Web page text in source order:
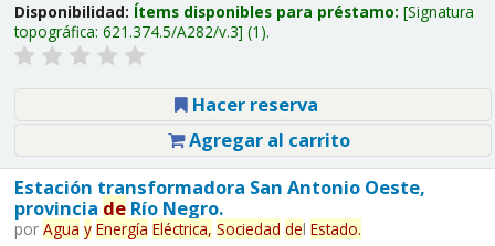
Disponibilidad: Ítems disponibles para préstamo: Signatura
topográfica: 621.374.5/A282/v.3 (1).
Hacer reserva
Agregar al carrito
Estación transformadora San Antonio Oeste,
provincia deRío Negro.
por Agua y Energía Eléctrica, Sociedad del Estado.